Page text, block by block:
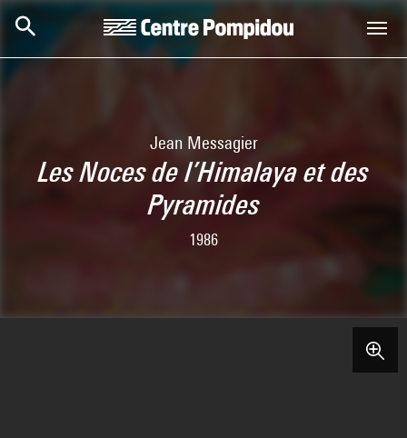
Skip to main content
Centre Pompidou
Jean Messagier
Les Noces de l’Himalaya et des
Pyramides
1986